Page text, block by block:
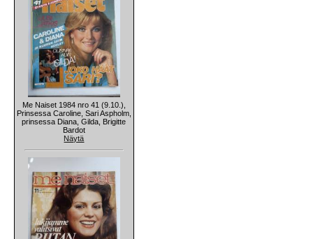
Me Naiset 1984 nro 41 (9.10.),
Prinsessa Caroline, Sari Aspholm,
prinsessa Diana, Gilda, Brigitte
Bardot
Näytä